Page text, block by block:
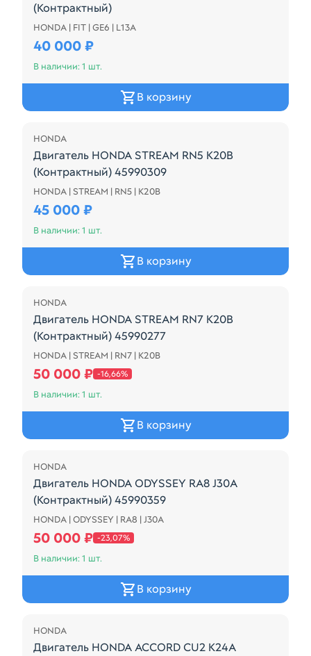
(Контрактный)
4 свечи №4069360
HONDA | FIT | GE6 | L13A
40 000 ₽
В наличии: 1 шт.
В корзину
HONDA
Двигатель HONDA STREAM RN5 K20B
(Контрактный) 45990309
Цена за голый двигатель!
HONDA | STREAM | RN5 | K20B
45 000 ₽
В наличии: 1 шт.
В корзину
Распродажа
HONDA
Двигатель HONDA STREAM RN7 K20B
(Контрактный) 45990277
Цена за голый двигатель!
HONDA | STREAM | RN7 | K20B
50 000 ₽ -16,66%
В наличии: 1 шт.
В корзину
Распродажа
HONDA
Двигатель HONDA ODYSSEY RA8 J30A
(Контрактный) 45990359
Цена за голый двигатель!
HONDA | ODYSSEY | RA8 | J30A
50 000 ₽ -23,07%
В наличии: 1 шт.
В корзину
Распродажа
HONDA
Двигатель HONDA ACCORD CU2 K24A